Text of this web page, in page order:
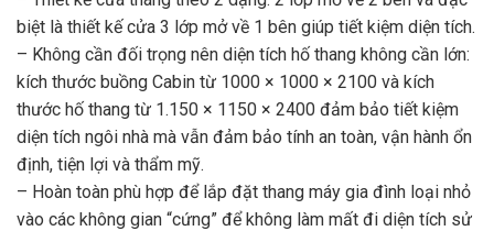
biệt là thiết kế cửa 3 lớp mở về 1 bên giúp tiết kiệm diện tích.
– Không cần đối trọng nên diện tích hố thang không cần lớn:
kích thước buồng Cabin từ 1000 × 1000 × 2100 và kích
thước hố thang từ 1.150 × 1150 × 2400 đảm bảo tiết kiệm
diện tích ngôi nhà mà vẫn đảm bảo tính an toàn, vận hành ổn
định, tiện lợi và thẩm mỹ.
– Hoàn toàn phù hợp để lắp đặt thang máy gia đình loại nhỏ
vào các không gian “cứng” để không làm mất đi diện tích sử